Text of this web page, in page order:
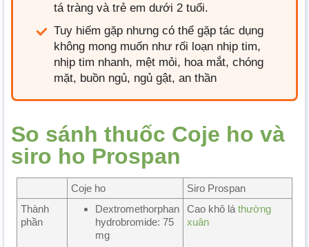
tá tràng và trẻ em dưới 2 tuổi.
Tuy hiếm gặp nhưng có thể gặp tác dụng
không mong muốn như rối loạn nhịp tim,
nhịp tim nhanh, mệt mỏi, hoa mắt, chóng
mặt, buồn ngủ, ngủ gật, an thần
So sánh thuốc Coje ho và
siro ho Prospan
Coje ho
Siro Prospan
Thành
phần
Dextromethorphan
hydrobromide: 75
mg
Cao khô lá thường
xuân